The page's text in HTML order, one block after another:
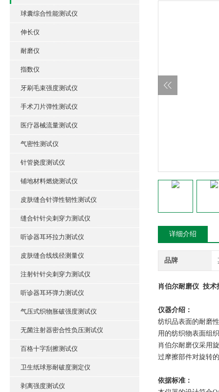
球囊综合性能测试仪
伸长仪
耐磨仪
指数仪
牙刷毛束强度测试仪
手术刀片弹性测试仪
医疗器械流量测试仪
气密性测试仪
针管挠度测试仪
铺地材料燃烧测试仪
皮肤缝合针弹性韧性测试仪
缝合针针尖刺穿力测试仪
听诊器耳环拉力测试仪
皮肤缝合线线径测量仪
注射针针尖刺穿力测试仪
听诊器耳环弹力测试仪
气压式织物胀破强度测试仪
无菌注射器密合性负压测试仪
百格十字刮擦测试仪
卫生纸球形耐破度测定仪
剥离强度测试仪
详细介绍
品牌
肖伯尔耐磨仪 技术
仪器介绍：
纺织品表面的耐磨
用的纺织物表面组
肖伯尔耐磨仪采用
过摩擦部件对旋转
依据标准：